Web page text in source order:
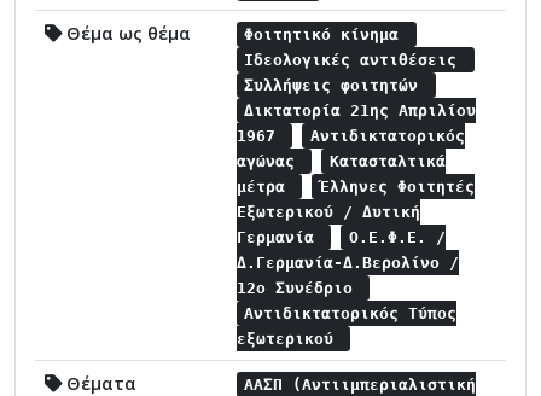
Θέμα ως θέμα
Φοιτητικό κίνημα
Ιδεολογικές αντιθέσεις
Συλλήψεις φοιτητών
Δικτατορία 21ης Απριλίου
1967
Αντιδικτατορικός
αγώνας
Κατασταλτικά
μέτρα
Έλληνες Φοιτητές
Εξωτερικού / Δυτική
Γερμανία
Ο.Ε.Φ.Ε. /
Δ.Γερμανία-Δ.Βερολίνο /
12ο Συνέδριο
Αντιδικτατορικός Τύπος
εξωτερικού
Θέματα
ΑΑΣΠ (Αντιιμπεριαλιστική